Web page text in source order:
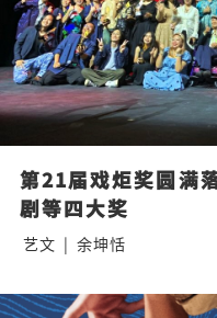
第21届戏炬奖圆满
剧等四大奖
艺文 | 余坤恬